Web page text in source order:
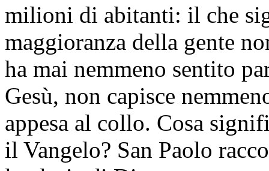
milioni di abitanti: il che
maggioranza della gente
ha mai nemmeno sentito
Gesù, non capisce
appesa al collo. Cosa
il Vangelo? San Paolo